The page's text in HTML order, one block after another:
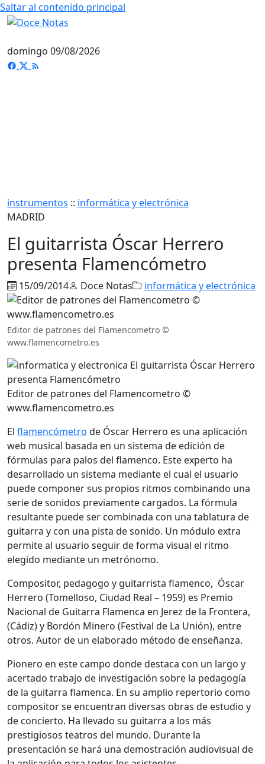
Saltar al contenido principal
domingo 09/08/2026
instrumentos :: informática y electrónica
MADRID
El guitarrista Óscar Herrero
presenta Flamencómetro
15/09/2014 Doce Notas informática y electrónica
Editor de patrones del Flamencometro ©
www.flamencometro.es
Editor de patrones del Flamencometro ©
www.flamencometro.es
El flamencómetro de Óscar Herrero es una aplicación
web musical basada en un sistema de edición de
fórmulas para palos del flamenco. Este experto ha
desarrollado un sistema mediante el cual el usuario
puede componer sus propios ritmos combinando una
serie de sonidos previamente cargados. La fórmula
resultante puede ser combinada con una tablatura de
guitarra y con una pista de sonido. Un módulo extra
permite al usuario seguir de forma visual el ritmo
elegido mediante un metrónomo.
Compositor, pedagogo y guitarrista flamenco, Óscar
Herrero (Tomelloso, Ciudad Real – 1959) es Premio
Nacional de Guitarra Flamenca en Jerez de la Frontera,
(Cádiz) y Bordón Minero (Festival de La Unión), entre
otros. Autor de un elaborado método de enseñanza.
Pionero en este campo donde destaca con un largo y
acertado trabajo de investigación sobre la pedagogía
de la guitarra flamenca. En su amplio repertorio como
compositor se encuentran diversas obras de estudio y
de concierto. Ha llevado su guitarra a los más
prestigiosos teatros del mundo. Durante la
presentación se hará una demostración audiovisual de